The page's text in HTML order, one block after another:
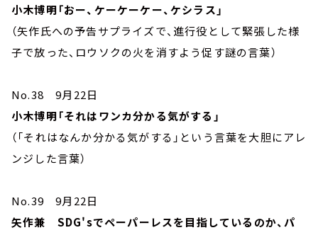
小木博明「おー、ケーケーケー、ケシラス」
（矢作氏への予告サプライズで、進行役として緊張した様
子で放った、ロウソクの火を消すよう促す謎の言葉）
No.38 9月22日
小木博明「それはワンカ分かる気がする」
（「それはなんか分かる気がする」という言葉を大胆にアレ
ンジした言葉）
No.39 9月22日
矢作兼 SDG'sでペーパーレスを目指しているのか、パ